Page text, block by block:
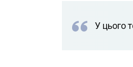
У цього